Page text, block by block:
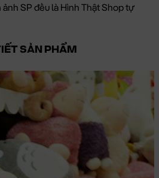
ảnh SP đều là Hình Thật Shop tự
SẢN PHẨM